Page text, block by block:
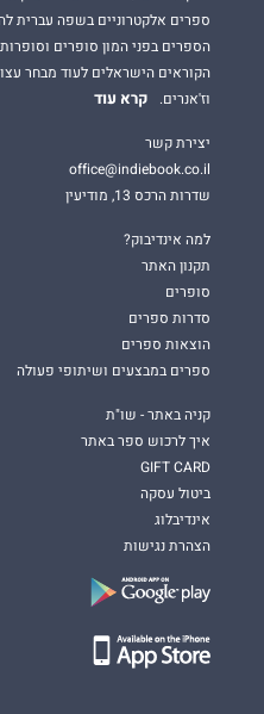
ספרים אלקטרוניים בשפה עברית
הספרים בפני המון סופרים
הקוראים הישראלים לעוד מבחר
וז'אנרים.
קרא עוד
יצירת קשר
office@indiebook.co.il
שדרות הרכס 13, מודיעין
למה אינדיבוק?
תקנון האתר
סופרים
סדרות ספרים
הוצאות ספרים
ספרים במבצעים ושיתופי פעולה
קניה באתר - שו"ת
איך לרכוש ספר באתר
GIFT CARD
ביטול עסקה
אינדיבלוג
הצהרת נגישות